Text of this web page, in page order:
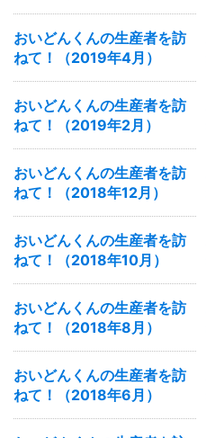
おいどんくんの生産者を訪
ねて！（2019年4月）
おいどんくんの生産者を訪
ねて！（2019年2月）
おいどんくんの生産者を訪
ねて！（2018年12月）
おいどんくんの生産者を訪
ねて！（2018年10月）
おいどんくんの生産者を訪
ねて！（2018年8月）
おいどんくんの生産者を訪
ねて！（2018年6月）